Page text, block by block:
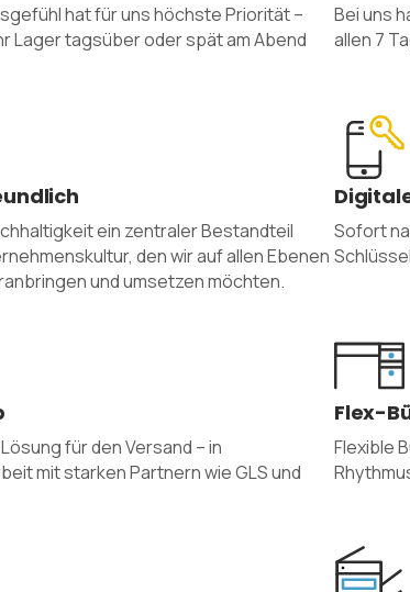
hat für uns höchste Priorität –
Lager tagsüber oder spät am Abend
Bei uns
allen 7
ein zentraler Bestandteil
den wir auf allen Ebenen
und umsetzen möchten.
Sofort
für den Versand – in
mit starken Partnern wie GLS und
Flex-
Flexible